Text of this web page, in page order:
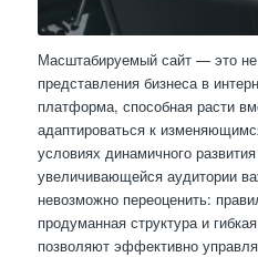
Масштабируемый сайт — это
представления бизнеса в
платформа, способная расти
адаптироваться к
условиях динамичного
увеличивающейся аудитории
невозможно переоценить:
продуманная структура и
позволяют эффективно